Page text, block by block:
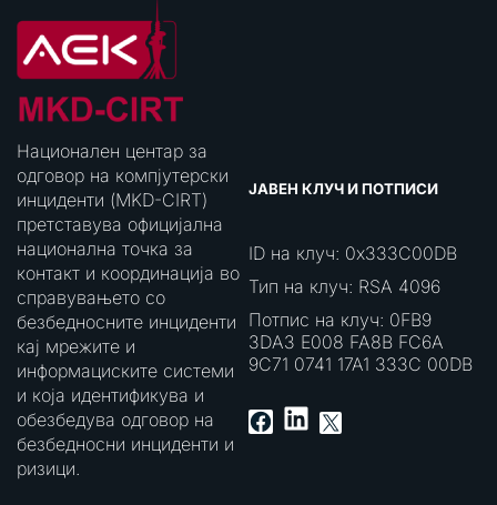
Национален центар за
одговор на компјутерски
инциденти (MKD-CIRT)
претставува официјална
национална точка за
контакт и координација во
справувањето со
безбедносните инциденти
кај мрежите и
информациските системи
и која идентификува и
обезбедува одговор на
безбедносни инциденти и
ризици.
ЈАВЕН КЛУЧ И ПОТПИСИ
ID на клуч: 0x333C00DB
Тип на клуч: RSA 4096
Потпис на клуч: 0FB9
3DA3 E008 FA8B FC6A
9C71 0741 17A1 333C 00DB
Facebook
LinkedIn
X